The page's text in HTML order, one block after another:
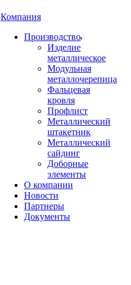
Компания
Производство
Изделие
металлическое
Модульная
металлочерепица
Фальцевая
кровля
Профлист
Металлический
штакетник
Металлический
сайдинг
Доборные
элементы
О компании
Новости
Партнеры
Документы